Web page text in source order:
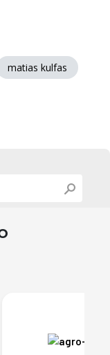
matias kulfas